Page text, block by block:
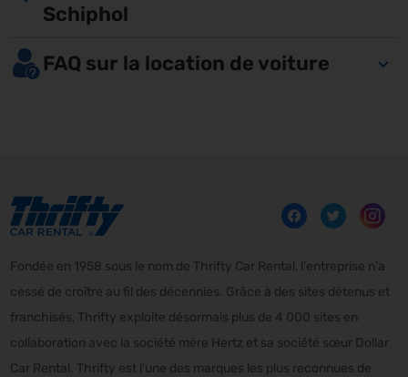
Schiphol
FAQ sur la location de voiture
Fondée en 1958 sous le nom de Thrifty Car Rental, l'entreprise n'a
cessé de croître au fil des décennies. Grâce à des sites détenus et
franchisés, Thrifty exploite désormais plus de 4 000 sites en
collaboration avec la société mère Hertz et sa société sœur Dollar
Car Rental. Thrifty est l'une des marques les plus reconnues de